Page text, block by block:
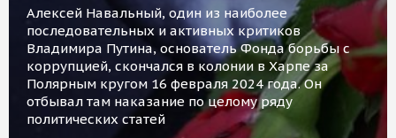
Алексей Навальный, один из наиболее
последовательных и активных критиков
Владимира Путина, основатель Фонда борьбы с
коррупцией, скончался в колонии в Харпе за
Полярным кругом 16 февраля 2024 года. Он
отбывал там наказание по целому ряду
политических статей